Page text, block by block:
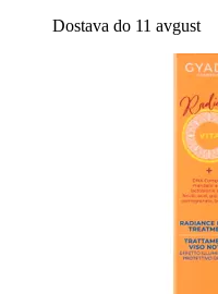
Dostava do 11 avgust